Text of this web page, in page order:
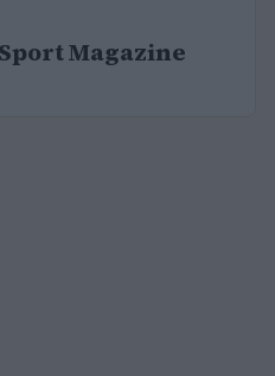
Magazine